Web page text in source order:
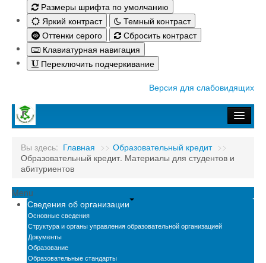
Размеры шрифта по умолчанию
Яркий контраст
Темный контраст
Оттенки серого
Сбросить контраст
Клавиатурная навигация
Переключить подчеркивание
Версия для слабовидящих
Абитуриенту-2026
Новости
Бассейн
Автошкола
Вы здесь: Главная >> Образовательный кредит >>
Образовательный кредит. Материалы для студентов и
абитуриентов
Menu
Сведения об организации
Основные сведения
Структура и органы управления образовательной организацией
Документы
Образование
Образовательные стандарты